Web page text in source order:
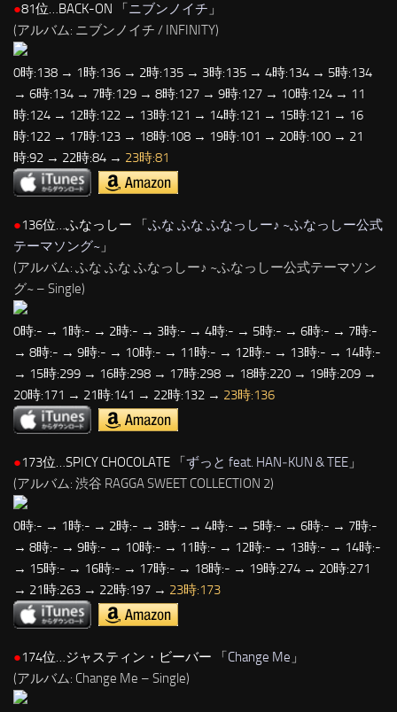
●81位…BACK-ON 「 ニブンノイチ 」
(アルバム: ニブンノイチ / INFINITY)
0時:138 → 1時:136 → 2時:135 → 3時:135 → 4時:134 → 5時:134
→ 6時:134 → 7時:129 → 8時:127 → 9時:127 → 10時:124 → 11
時:124 → 12時:122 → 13時:121 → 14時:121 → 15時:121 → 16
時:122 → 17時:123 → 18時:108 → 19時:101 → 20時:100 → 21
時:92 → 22時:84 → 23時:81
●136位…ふなっしー 「ふな ふな ふなっしー♪ ~ふなっしー公式
テーマソング~ 」
(アルバム: ふな ふな ふなっしー♪ ~ふなっしー公式テーマソン
グ~ – Single)
0時:- → 1時:- → 2時:- → 3時:- → 4時:- → 5時:- → 6時:- → 7時:-
→ 8時:- → 9時:- → 10時:- → 11時:- → 12時:- → 13時:- → 14時:-
→ 15時:299 → 16時:298 → 17時:298 → 18時:220 → 19時:209 →
20時:171 → 21時:141 → 22時:132 → 23時:136
●173位…SPICY CHOCOLATE 「ずっと feat. HAN‐KUN & TEE 」
(アルバム: 渋谷 RAGGA SWEET COLLECTION 2)
0時:- → 1時:- → 2時:- → 3時:- → 4時:- → 5時:- → 6時:- → 7時:-
→ 8時:- → 9時:- → 10時:- → 11時:- → 12時:- → 13時:- → 14時:-
→ 15時:- → 16時:- → 17時:- → 18時:- → 19時:274 → 20時:271
→ 21時:263 → 22時:197 → 23時:173
●174位…ジャスティン・ビーバー 「Change Me 」
(アルバム: Change Me – Single)